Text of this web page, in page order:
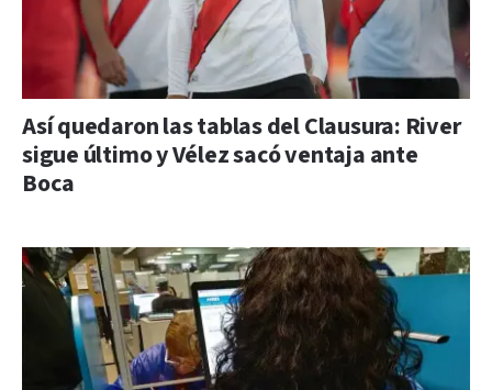
Así quedaron las tablas del Clausura: River
sigue último y Vélez sacó ventaja ante
Boca